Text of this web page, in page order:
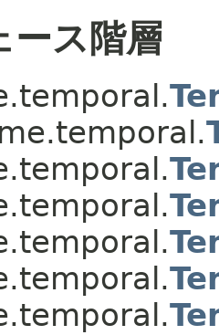
ース階層